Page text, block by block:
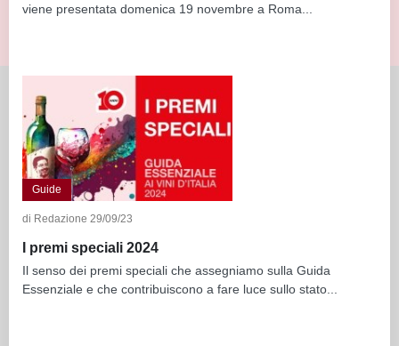
viene presentata domenica 19 novembre a Roma...
Guide
di Redazione 29/09/23
I premi speciali 2024
Il senso dei premi speciali che assegniamo sulla Guida
Essenziale e che contribuiscono a fare luce sullo stato...